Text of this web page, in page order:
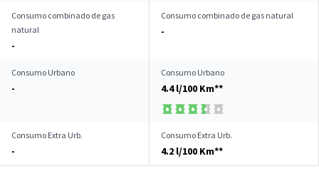
Consumo combinado de gas
natural
-
Consumo combinado de gas natural
-
Consumo Urbano
-
Consumo Urbano
4.4 l/100 Km**
Consumo Extra Urb.
-
Consumo Extra Urb.
4.2 l/100 Km**